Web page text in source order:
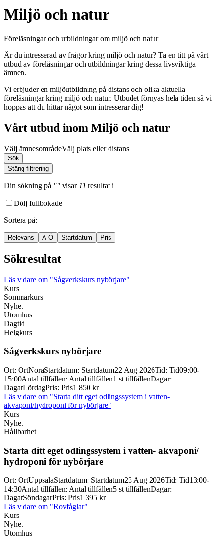
Miljö och natur
Föreläsningar och utbildningar om miljö och natur
Är du intresserad av frågor kring miljö och natur? Ta en titt på vårt
utbud av föreläsningar och utbildningar kring dessa livsviktiga
ämnen.
Vi erbjuder en miljöutbildning på distans och olika aktuella
föreläsningar kring miljö och natur. Utbudet förnyas hela tiden så vi
hoppas att du hittar något som intresserar dig!
Vårt utbud inom Miljö och natur
Välj ämnesområdeVälj plats eller distans
Sök
Stäng filtrering
Din sökning på "" visar 11 resultat i
Dölj fullbokade
Sortera på:
Relevans A-Ö Startdatum Pris
Sökresultat
Läs vidare om "Sågverkskurs nybörjare"
Kurs
Sommarkurs
Nyhet
Utomhus
Dagtid
Helgkurs
Sågverkskurs nybörjare
Ort: OrtNoraStartdatum: Startdatum22 Aug 2026Tid: Tid09:00-
15:00Antal tillfällen: Antal tillfällen1 st tillfällenDagar:
DagarLördagPris: Pris1 850 kr
Läs vidare om "Starta ditt eget odlingssystem i vatten-
akvaponi/hydroponi för nybörjare"
Kurs
Nyhet
Hållbarhet
Starta ditt eget odlingssystem i vatten- akvaponi/
hydroponi för nybörjare
Ort: OrtUppsalaStartdatum: Startdatum23 Aug 2026Tid: Tid13:00-
14:30Antal tillfällen: Antal tillfällen5 st tillfällenDagar:
DagarSöndagarPris: Pris1 395 kr
Läs vidare om "Rovfåglar"
Kurs
Nyhet
Utomhus